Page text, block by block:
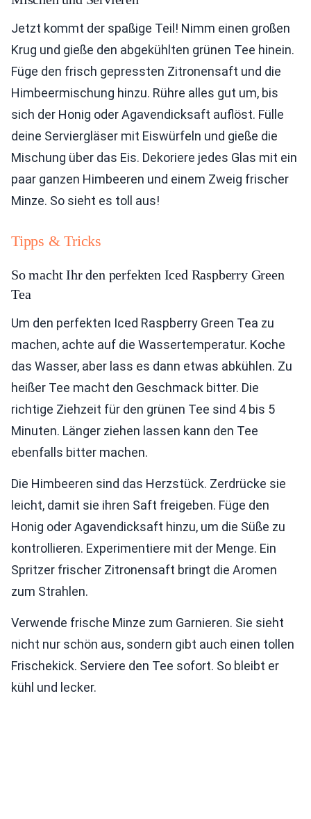
Jetzt kommt der spaßige Teil! Nimm einen großen
Krug und gieße den abgekühlten grünen Tee hinein.
Füge den frisch gepressten Zitronensaft und die
Himbeermischung hinzu. Rühre alles gut um, bis
sich der Honig oder Agavendicksaft auflöst. Fülle
deine Serviergläser mit Eiswürfeln und gieße die
Mischung über das Eis. Dekoriere jedes Glas mit ein
paar ganzen Himbeeren und einem Zweig frischer
Minze. So sieht es toll aus!
Tipps & Tricks
So macht Ihr den perfekten Iced Raspberry Green
Tea
Um den perfekten Iced Raspberry Green Tea zu
machen, achte auf die Wassertemperatur. Koche
das Wasser, aber lass es dann etwas abkühlen. Zu
heißer Tee macht den Geschmack bitter. Die
richtige Ziehzeit für den grünen Tee sind 4 bis 5
Minuten. Länger ziehen lassen kann den Tee
ebenfalls bitter machen.
Die Himbeeren sind das Herzstück. Zerdrücke sie
leicht, damit sie ihren Saft freigeben. Füge den
Honig oder Agavendicksaft hinzu, um die Süße zu
kontrollieren. Experimentiere mit der Menge. Ein
Spritzer frischer Zitronensaft bringt die Aromen
zum Strahlen.
Verwende frische Minze zum Garnieren. Sie sieht
nicht nur schön aus, sondern gibt auch einen tollen
Frischekick. Serviere den Tee sofort. So bleibt er
kühl und lecker.